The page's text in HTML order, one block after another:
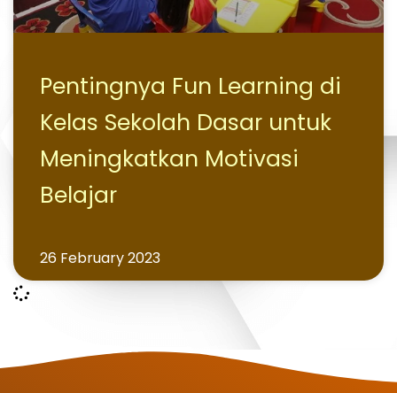
Pentingnya Fun Learning di
Kelas Sekolah Dasar untuk
Meningkatkan Motivasi
Belajar
26 February 2023